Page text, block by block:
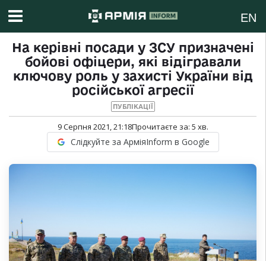
EN
На керівні посади у ЗСУ призначені
бойові офіцери, які відігравали
ключову роль у захисті України від
російської агресії
ПУБЛІКАЦІЇ
9 Серпня 2021, 21:18Прочитаєте за: 5 хв.
Слідкуйте за АрміяInform в Google